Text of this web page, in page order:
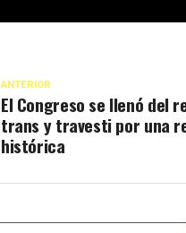
ANTERIOR
El Congreso se llenó del
trans y travesti por una
histórica